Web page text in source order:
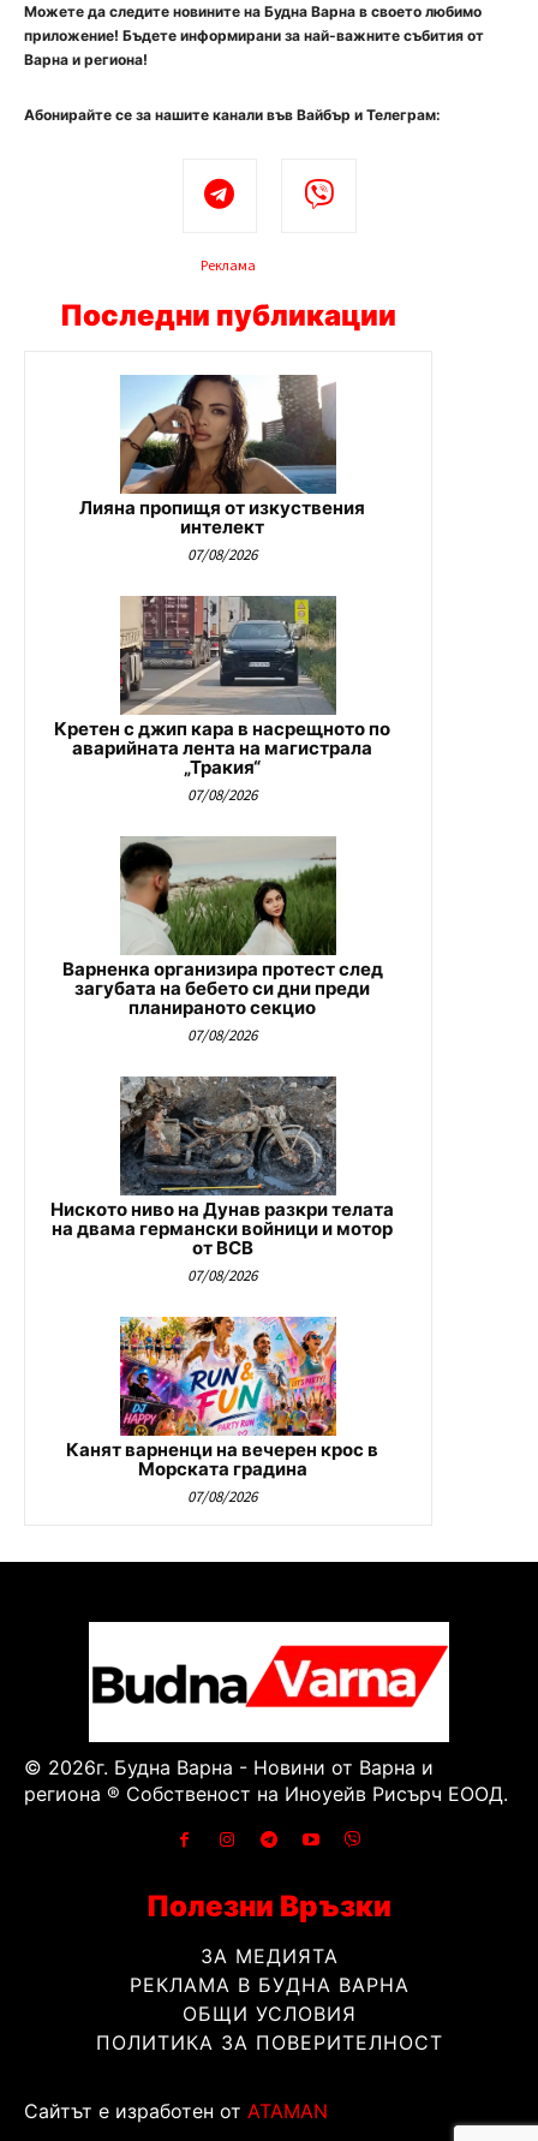
Можете да следите новините на Будна Варна в своето любимо
приложение! Бъдете информирани за най-важните събития от
Варна и региона!
Абонирайте се за нашите канали във Вайбър и Телеграм:
Реклама
Последни публикации
Лияна пропищя от изкуствения
интелект
07/08/2026
Кретен с джип кара в насрещното по
аварийната лента на магистрала
„Тракия“
07/08/2026
Варненка организира протест след
загубата на бебето си дни преди
планираното секцио
07/08/2026
Ниското ниво на Дунав разкри телата
на двама германски войници и мотор
от ВСВ
07/08/2026
Канят варненци на вечерен крос в
Морската градина
07/08/2026
© 2026г. Будна Варна - Новини от Варна и
региона ® Собственост на Иноуейв Рисърч ЕООД.
Полезни Връзки
ЗА МЕДИЯТА
РЕКЛАМА В БУДНА ВАРНА
ОБЩИ УСЛОВИЯ
ПОЛИТИКА ЗА ПОВЕРИТЕЛНОСТ
Сайтът е изработен от ATAMAN